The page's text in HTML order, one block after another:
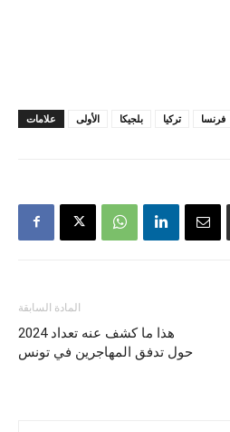
علامات الأولى بلجيكا تركيا فرنسا
المادة السابقة
هذا ما كشف عنه تعداد 2024
حول تدفق المهاجرين في تونس